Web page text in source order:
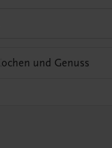
Kochen und Genuss